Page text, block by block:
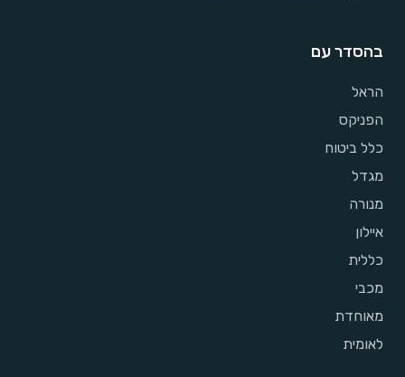
בהסדר עם
הראל
הפניקס
כלל ביטוח
מגדל
מנורה
איילון
כללית
מכבי
מאוחדת
לאומית